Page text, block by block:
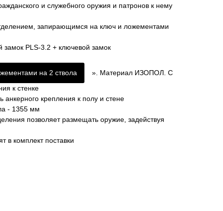
и служебного оружия и патронов к нему
запирающимся на ключ и ложементами
замок PLS-3.2 + ключевой замок
на 2 ствола
». Материал ИЗОПОЛ. С
к стенке
анкерного крепления к полу и стене
- 1355 мм
позволяет размещать оружие, задействуя
в комплект поставки